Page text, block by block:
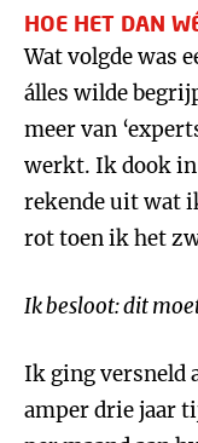
HOE HET DAN
Wat volgde was
álles wilde
meer van
werkt. Ik dook
rekende uit wat
rot toen ik het
Ik besloot: dit
Ik ging versneld
amper drie jaar